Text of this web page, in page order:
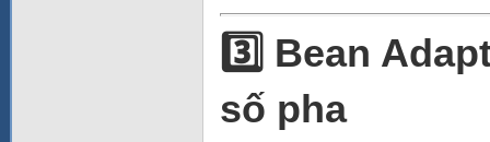
3️⃣ Bean
số pha